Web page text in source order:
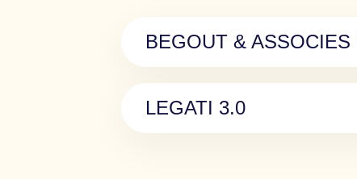
BEGOUT & ASSOCIES
LEGATI 3.0